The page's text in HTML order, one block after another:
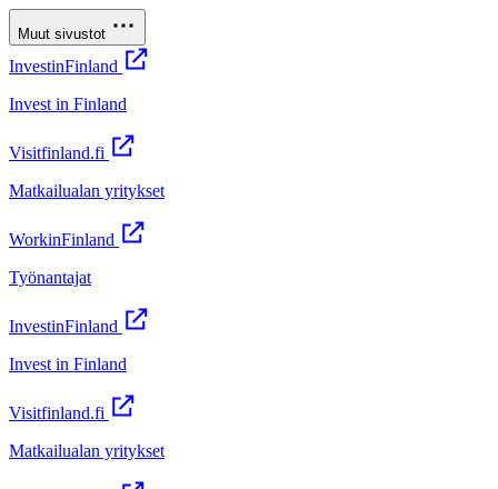
Muut sivustot
InvestinFinland
Invest in Finland
Visitfinland.fi
Matkailualan yritykset
WorkinFinland
Työnantajat
InvestinFinland
Invest in Finland
Visitfinland.fi
Matkailualan yritykset